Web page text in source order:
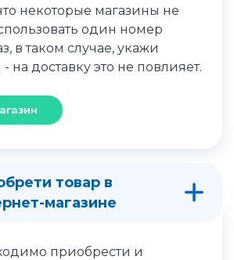
некоторые магазины не
один номер
в таком случае, укажи
на доставку это не повлияет.
товар в
магазине
приобрести и